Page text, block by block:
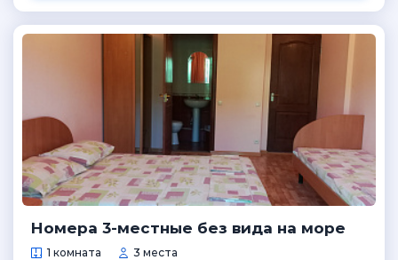
Номера 3-местные без вида на море
1 комната 3 места